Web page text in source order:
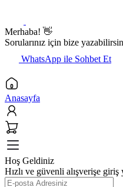
Merhaba! 👋
Sorularınız için bize
WhatsApp ile Sohbet Et
Anasayfa
Hoş Geldiniz
Hızlı ve güvenli alışverişe giriş